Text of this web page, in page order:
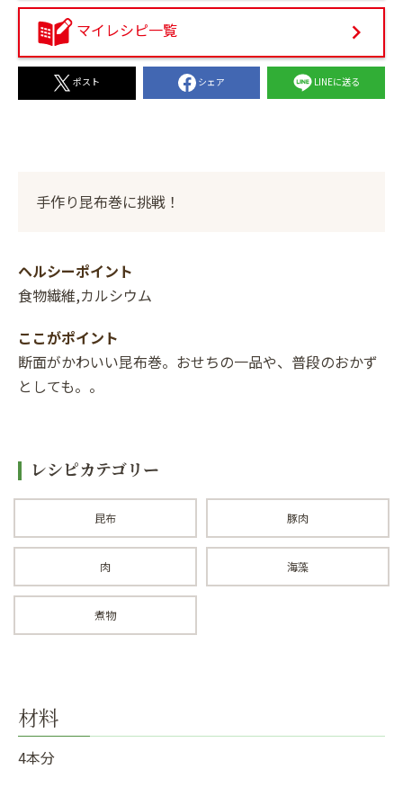
マイレシピ一覧
ポスト シェア LINEに送る
手作り昆布巻に挑戦！
ヘルシーポイント
食物繊維,カルシウム
ここがポイント
断面がかわいい昆布巻。おせちの一品や、普段のおかず
としても。。
レシピカテゴリー
昆布 豚肉
肉 海藻
煮物
材料
4本分